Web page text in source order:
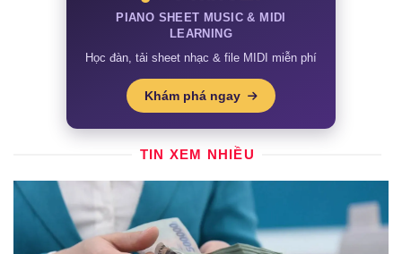
PIANO SHEET MUSIC & MIDI
LEARNING
Học đàn, tải sheet nhạc & file MIDI miễn phí
Khám phá ngay
TIN XEM NHIỀU